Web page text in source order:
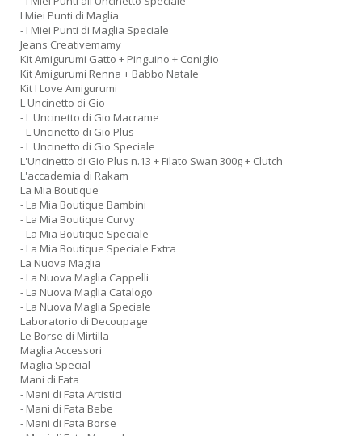
I Miei Punti di Maglia
- I Miei Punti di Maglia Speciale
Jeans Creativemamy
Kit Amigurumi Gatto + Pinguino + Coniglio
Kit Amigurumi Renna + Babbo Natale
Kit I Love Amigurumi
L Uncinetto di Gio
- L Uncinetto di Gio Macrame
- L Uncinetto di Gio Plus
- L Uncinetto di Gio Speciale
L'Uncinetto di Gio Plus n.13 + Filato Swan 300g + Clutch
L'accademia di Rakam
La Mia Boutique
- La Mia Boutique Bambini
- La Mia Boutique Curvy
- La Mia Boutique Speciale
- La Mia Boutique Speciale Extra
La Nuova Maglia
- La Nuova Maglia Cappelli
- La Nuova Maglia Catalogo
- La Nuova Maglia Speciale
Laboratorio di Decoupage
Le Borse di Mirtilla
Maglia Accessori
Maglia Special
Mani di Fata
- Mani di Fata Artistici
- Mani di Fata Bebe
- Mani di Fata Borse